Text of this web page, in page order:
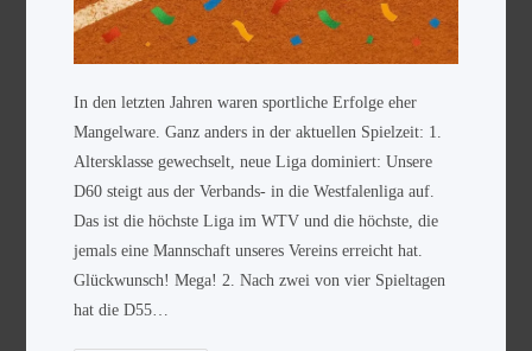
In den letzten Jahren waren sportliche Erfolge eher
Mangelware. Ganz anders in der aktuellen Spielzeit: 1.
Altersklasse gewechselt, neue Liga dominiert: Unsere
D60 steigt aus der Verbands- in die Westfalenliga auf.
Das ist die höchste Liga im WTV und die höchste, die
jemals eine Mannschaft unseres Vereins erreicht hat.
Glückwunsch! Mega! 2. Nach zwei von vier Spieltagen
hat die D55…